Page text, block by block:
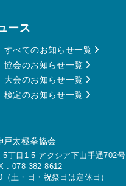
ース
すべてのお知らせ一覧
協会のお知らせ一覧
大会のお知らせ一覧
検定のお知らせ一覧
戸太極拳協会
丁目1-5 アクシア下山手通702号
: 078-382-8612
土・日・祝祭日は定休日）